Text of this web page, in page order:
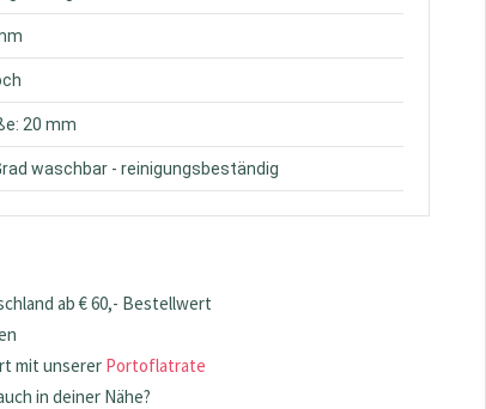
20 mm
waschbar - reinigungsbeständig
ab € 60,- Bestellwert
mit unserer Portoflatrate
in deiner Nähe?